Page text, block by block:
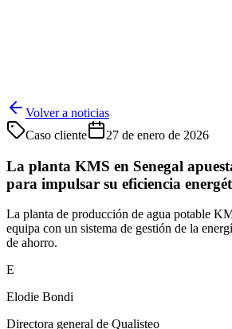
Volver a noticias
Caso cliente
27 de enero de 2026
La planta KMS en Senegal
para impulsar su eficiencia
La planta de producción de agua potable
equipa con un sistema de gestión de la
de ahorro.
E
Elodie Bondi
Directora general de Qualisteo